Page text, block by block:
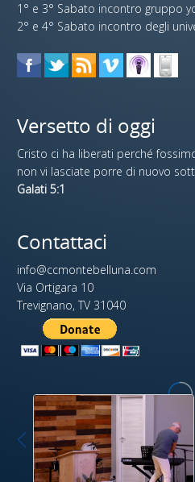
1° e 3° Sabato incontro gruppo
2° e 4° Sabato incontro degli
Versetto di oggi
Cristo ci ha liberati perché
non vi lasciate porre di nuovo
Galati 5:1
Contattaci
info@ccmontebelluna.com
Via Ortigara 10
Trevignano, TV 31040